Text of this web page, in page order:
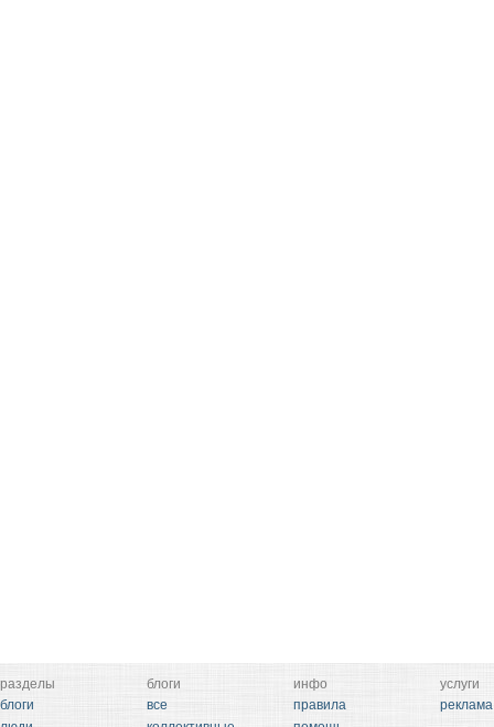
разделы
блоги
блоги
все
инфо
правила
услуги
реклама